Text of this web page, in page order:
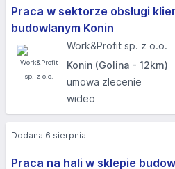
Praca w sektorze obsługi
budowlanym Konin
Work&Profit sp. z o.o.
Konin (Golina - 12km)
umowa zlecenie
wideo
Praca na hali w sklepie
Dodana 6 sierpnia